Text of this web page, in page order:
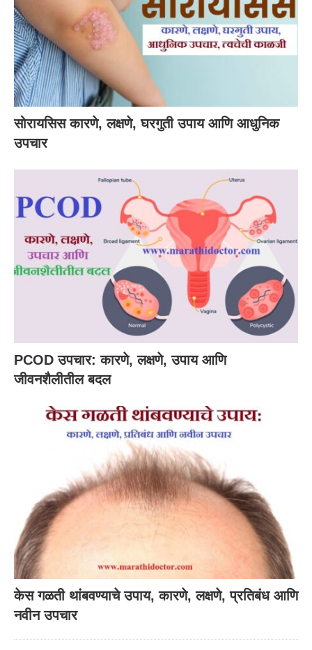
सोरायसिस कारणे, लक्षणे, घरगुती उपाय आणि आधुनिक
उपचार
PCOD उपचार: कारणे, लक्षणे, उपाय आणि
जीवनशैलीतील बदल
केस गळती थांबवण्याचे उपाय, कारणे, लक्षणे, प्रतिबंध आणि
नवीन उपचार